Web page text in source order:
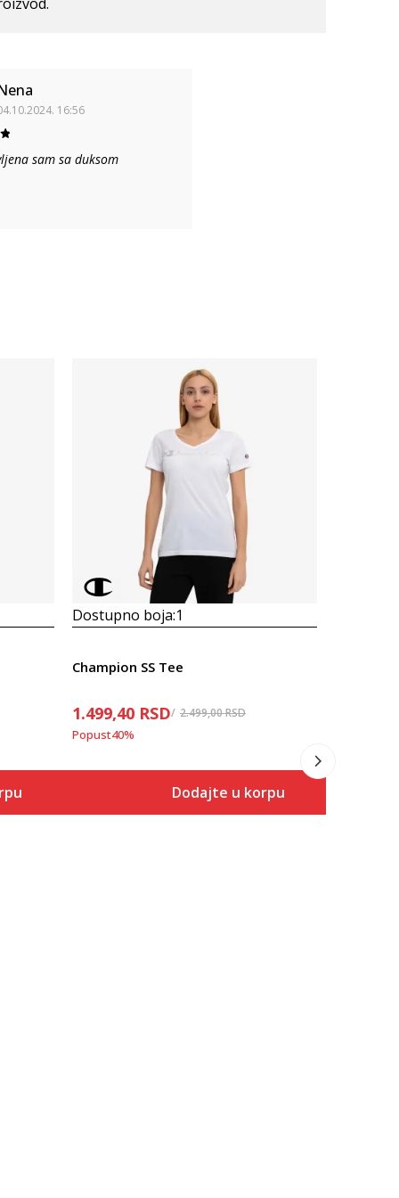
16:56
sam sa duksom
Dostupno boja:1
Champion SS Tee
1.499,40 RSD 2.499,00RSD
Popust40%
Dodajte u korpu